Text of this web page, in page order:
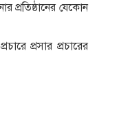
প্রতিষ্ঠানের যেকোন
প্রসার প্রচারের